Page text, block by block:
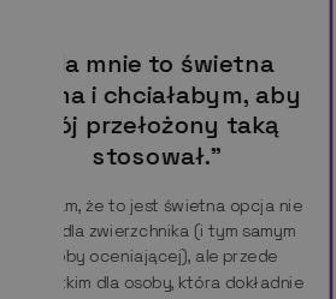
"Jest prosta,
wszystko od
się w
Jest prosta,
razu rzuca się w
kwestie wizualne to
przyjemne dla oka,